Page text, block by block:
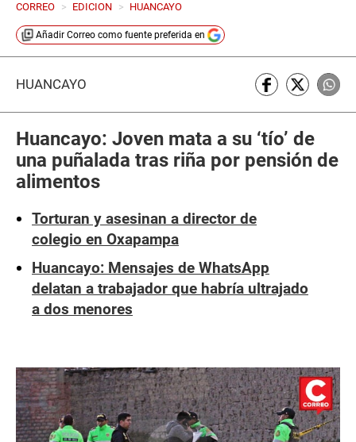
CORREO > EDICION > HUANCAYO
Añadir Correo como fuente preferida en
HUANCAYO
Huancayo: Joven mata a su ‘tío’ de
una puñalada tras riña por pensión de
alimentos
Torturan y asesinan a director de
colegio en Oxapampa
Huancayo: Mensajes de WhatsApp
delatan a trabajador que habría ultrajado
a dos menores